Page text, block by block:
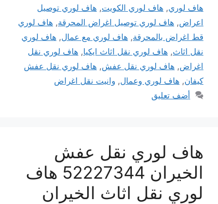
هاف لوري, هاف لوري الكويت, هاف لوري توصيل
اعراض, هاف لوري توصيل اغراض المحرقة, هاف لوري
قط اغراض بالمحرقة, هاف لوري مع عمال, هاف لوري
نقل اثاث, هاف لوري نقل اثاث ايكيا, هاف لوري نقل
اغراض, هاف لوري نقل عفش, هاف لوري نقل عفش
كيفان, هاف لوري وعمال, وانيت نقل اغراض
أضف تعليق
هاف لوري نقل عفش
الخيران 52227344 هاف
لوري نقل اثاث الخيران